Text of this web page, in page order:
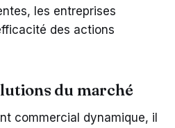
les entreprises
des actions
du marché
commercial dynamique, il